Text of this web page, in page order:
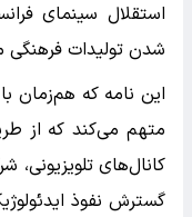
استقلال سینمای
شدن تولیدات فرهنگی
این نامه که هم‌زمان
متهم می‌کند که از
کانال‌های تلویزیونی،
گسترش نفوذ